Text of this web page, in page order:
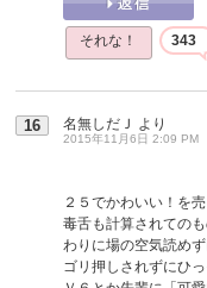
それな！ 343
16 名無しだＪ より
2015年11月6日 2:09 PM
２５でかわいい！を
毒舌も計算されての
わりに場の空気読め
ゴリ押しされずにひ